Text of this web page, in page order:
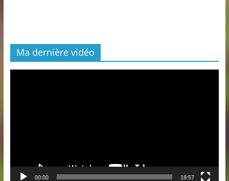
Ma dernière vidéo
00:00 19:57